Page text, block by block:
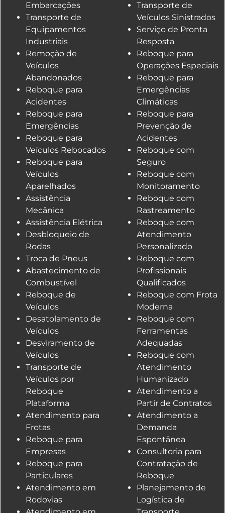
Embarcações
Transporte de
Equipamentos
Industriais
Remoção de
Veículos
Abandonados
Reboque para
Acidentes
Reboque para
Emergências
Reboque para
Veículos Rebocados
Reboque para
Veículos
Aparelhados
Assistência
Mecânica
Assistência Elétrica
Desbloqueio de
Rodas
Troca de Pneus
Abastecimento de
Combustível
Reboque de
Veículos
Desatolamento de
Veículos
Desviramento de
Veículos
Transporte de
Veículos por
Reboque
Plataforma
Atendimento para
Frotas
Reboque para
Empresas
Reboque para
Particulares
Atendimento em
Rodovias
Transporte de
Veículos Sinistrados
Serviço de Pronta
Resposta
Reboque para
Operações Especiais
Reboque para
Emergências
Climáticas
Reboque para
Prevenção de
Acidentes
Reboque com
Seguro
Reboque com
Monitoramento
Reboque com
Rastreamento
Reboque com
Atendimento
Personalizado
Reboque com
Profissionais
Qualificados
Reboque com Frota
Moderna
Reboque com
Ferramentas
Adequadas
Reboque com
Atendimento
Humanizado
Atendimento a
Partir de Contratos
Atendimento a
Demanda
Espontânea
Consultoria para
Contratação de
Reboque
Planejamento de
Logística de